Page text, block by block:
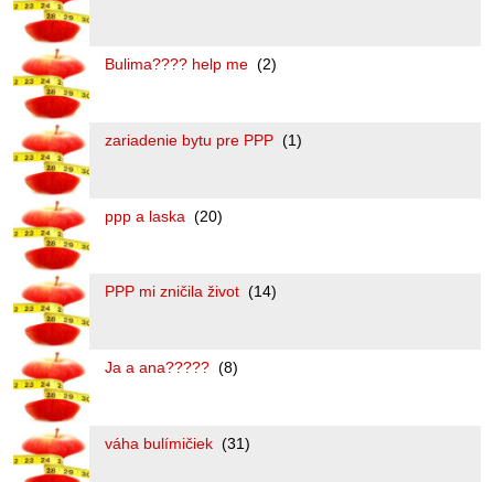
Bulima???? help me (2)
zariadenie bytu pre PPP (1)
ppp a laska (20)
PPP mi zničila život (14)
Ja a ana????? (8)
váha bulímičiek (31)